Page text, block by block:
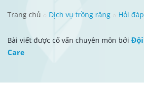
Trang chủ Dịch vụ trồng răng Hỏi
Bài viết được cố vấn chuyên môn bởi Đội
Care